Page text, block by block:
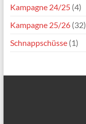
Kampagne 24/25(4)
Kampagne 25/26(32)
Schnappschüsse(1)